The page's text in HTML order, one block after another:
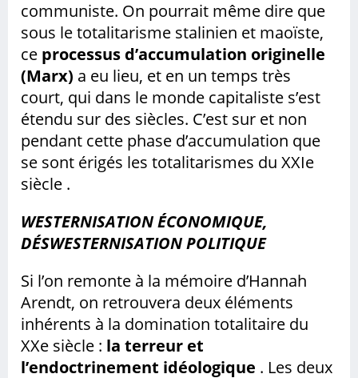
communiste. On pourrait même dire que
sous le totalitarisme stalinien et maoïste,
ce processus d’accumulation originelle
(Marx) a eu lieu, et en un temps très
court, qui dans le monde capitaliste s’est
étendu sur des siècles. C’est sur et non
pendant cette phase d’accumulation que
se sont érigés les totalitarismes du XXIe
siècle .
WESTERNISATION ÉCONOMIQUE,
DÉSWESTERNISATION POLITIQUE
Si l’on remonte à la mémoire d’Hannah
Arendt, on retrouvera deux éléments
inhérents à la domination totalitaire du
XXe siècle : la terreur et
l’endoctrinement idéologique . Les deux